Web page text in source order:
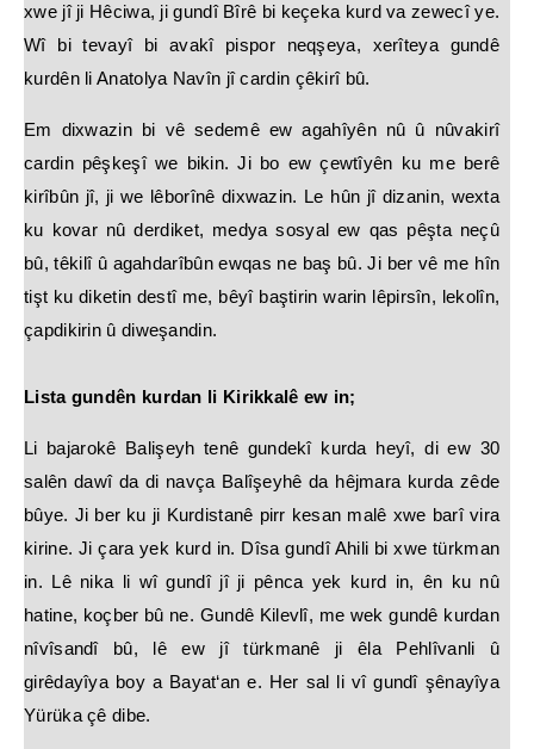
xwe jî ji Hêciwa, ji gundî Bîrê bi keçeka kurd va zewecî ye.
Wî bi tevayî bi avakî pispor neqşeya, xerîteya gundê
kurdên li Anatolya Navîn jî cardin çêkirî bû.
Em dixwazin bi vê sedemê ew agahîyên nû û nûvakirî
cardin pêşkeşî we bikin. Ji bo ew çewtîyên ku me berê
kirîbûn jî, ji we lêborînê dixwazin. Le hûn jî dizanin, wexta
ku kovar nû derdiket, medya sosyal ew qas pêşta neçû
bû, têkilî û agahdarîbûn ewqas ne baş bû. Ji ber vê me hîn
tişt ku diketin destî me, bêyî baştirin warin lêpirsîn, lekolîn,
çapdikirin û diweşandin.
Lista gundên kurdan li Kirikkalê ew in;
Li bajarokê Balişeyh tenê gundekî kurda heyî, di ew 30
salên dawî da di navça Balîşeyhê da hêjmara kurda zêde
bûye. Ji ber ku ji Kurdistanê pirr kesan malê xwe barî vira
kirine. Ji çara yek kurd in. Dîsa gundî Ahili bi xwe türkman
in. Lê nika li wî gundî jî ji pênca yek kurd in, ên ku nû
hatine, koçber bû ne. Gundê Kilevlî, me wek gundê kurdan
nîvîsandî bû, lê ew jî türkmanê ji êla Pehlîvanli û
girêdayîya boy a Bayat‘an e. Her sal li vî gundî şênayîya
Yürüka çê dibe.